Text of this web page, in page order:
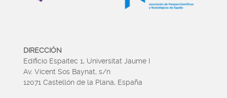
DIRECCIÓN
Edificio Espaitec 1, Universitat Jaume I
Av. Vicent Sos Baynat, s/n
12071 Castellón de la Plana, España